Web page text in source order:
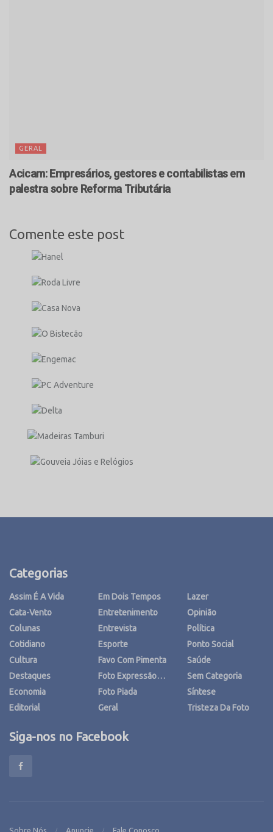
GERAL
Acicam: Empresários, gestores e contabilistas em
palestra sobre Reforma Tributária
Comente este post
Categorias
Assim É A Vida
Cata-Vento
Colunas
Cotidiano
Cultura
Destaques
Economia
Editorial
Em Dois Tempos
Entretenimento
Entrevista
Esporte
Favo Com Pimenta
Foto Expressão…
Foto Piada
Geral
Lazer
Opinião
Política
Ponto Social
Saúde
Sem Categoria
Síntese
Tristeza Da Foto
Siga-nos no Facebook
Sobre Nós Anuncie Fale Conosco